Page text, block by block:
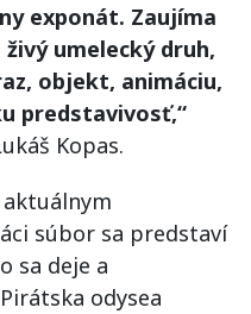
exponát. Zaujíma
umelecký druh,
objekt, animáciu,
predstavivosť,“
Kopas.
súbor sa predstaví
sa deje a
odysea